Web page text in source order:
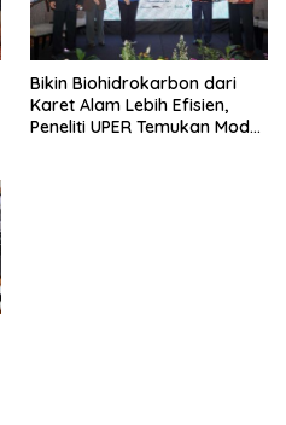
Bikin Biohidrokarbon dari
Karet Alam Lebih Efisien,
Peneliti UPER Temukan Model